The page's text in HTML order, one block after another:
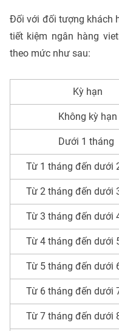
Đối với đối tượng khách
tiết kiệm ngân hàng
theo mức như sau:
Kỳ hạn
Không kỳ hạn
Dưới 1 tháng
Từ 1 tháng đến dưới
Từ 2 tháng đến dưới
Từ 3 tháng đến dưới
Từ 4 tháng đến dưới
Từ 5 tháng đến dưới
Từ 6 tháng đến dưới
Từ 7 tháng đến dưới